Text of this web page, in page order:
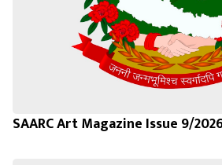
SAARC Art Magazine Issue 9/